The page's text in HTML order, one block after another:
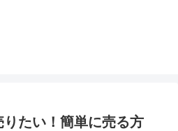
たい！簡単に売る方